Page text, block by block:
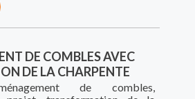
DE COMBLES AVEC
DE LA CHARPENTE
de combles,